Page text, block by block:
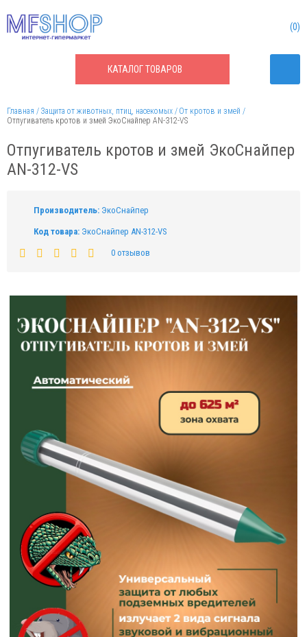
КАТАЛОГТОВАРОВ
0
Главная Защита от животных, птиц, насекомых
От кротов и змей
Отпугиватель кротов и змей ЭкоСнайпер AN-312-VS
Отпугиватель кротов и змей ЭкоСнайпер
AN-312-VS
Производитель: ЭкоСнайпер
Код товара: ЭкоСнайпер AN-312-VS
0 отзывов